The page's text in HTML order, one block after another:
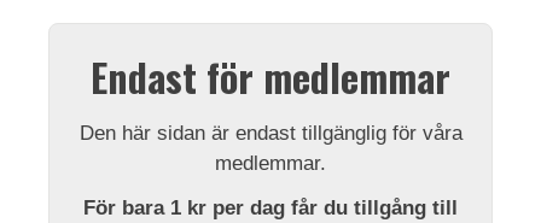
Endast för medlemmar
Den här sidan är endast tillgänglig för våra
medlemmar.
För bara 1 kr per dag får du tillgång till